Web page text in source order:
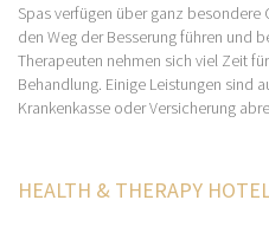
Spas verfügen über ganz
den Weg der Besserung führen und
Therapeuten nehmen sich viel Zeit
Behandlung. Einige Leistungen sind
Krankenkasse oder Versicherung
HEALTH & THERAPY